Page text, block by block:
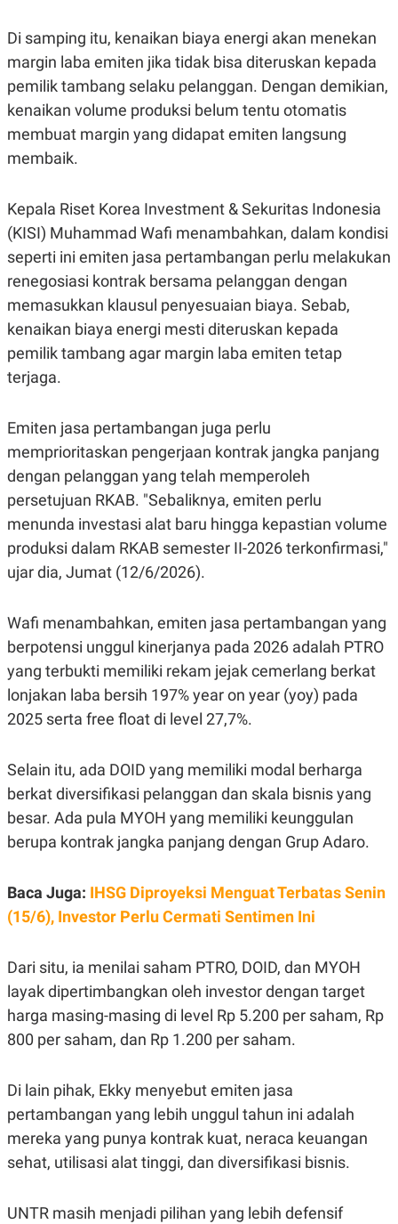
T
N
C
A
D
E
Y
S
S
R
L
E
A
S
.
L
A
N
G
A
N
A
N
E
T
A
K
I
N
E
J
A
E
M
T
E
N
E
P
A
E
R
A
D
V
R
T
I
S
N
M
E
D
A
I
D
TERM
OF
USE
PEDOMAN
PEMBERITAAN
POLICY
Di samping itu, kenaikan biaya energi akan menekan
margin laba emiten jika tidak bisa diteruskan kepada
pemilik tambang selaku pelanggan. Dengan demikian,
kenaikan volume produksi belum tentu otomatis
membuat margin yang didapat emiten langsung
membaik.
Kepala Riset Korea Investment & Sekuritas Indonesia
(KISI) Muhammad Wafi menambahkan, dalam kondisi
seperti ini emiten jasa pertambangan perlu melakukan
renegosiasi kontrak bersama pelanggan dengan
memasukkan klausul penyesuaian biaya. Sebab,
kenaikan biaya energi mesti diteruskan kepada
pemilik tambang agar margin laba emiten tetap
terjaga.
Emiten jasa pertambangan juga perlu
memprioritaskan pengerjaan kontrak jangka panjang
dengan pelanggan yang telah memperoleh
persetujuan RKAB. "Sebaliknya, emiten perlu
menunda investasi alat baru hingga kepastian volume
produksi dalam RKAB semester II-2026 terkonfirmasi,"
ujar dia, Jumat (12/6/2026).
Wafi menambahkan, emiten jasa pertambangan yang
berpotensi unggul kinerjanya pada 2026 adalah PTRO
yang terbukti memiliki rekam jejak cemerlang berkat
lonjakan laba bersih 197% year on year (yoy) pada
2025 serta free float di level 27,7%.
Selain itu, ada DOID yang memiliki modal berharga
berkat diversifikasi pelanggan dan skala bisnis yang
besar. Ada pula MYOH yang memiliki keunggulan
berupa kontrak jangka panjang dengan Grup Adaro.
Baca Juga: IHSG Diproyeksi Menguat Terbatas Senin
(15/6), Investor Perlu Cermati Sentimen Ini
Dari situ, ia menilai saham PTRO, DOID, dan MYOH
layak dipertimbangkan oleh investor dengan target
harga masing-masing di level Rp 5.200 per saham, Rp
800 per saham, dan Rp 1.200 per saham.
Di lain pihak, Ekky menyebut emiten jasa
pertambangan yang lebih unggul tahun ini adalah
mereka yang punya kontrak kuat, neraca keuangan
sehat, utilisasi alat tinggi, dan diversifikasi bisnis.
UNTR masih menjadi pilihan yang lebih defensif